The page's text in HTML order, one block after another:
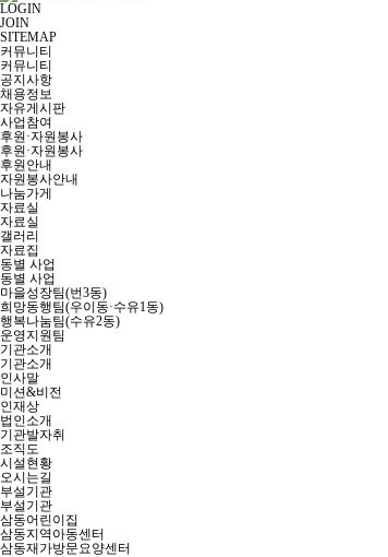
LOGIN
JOIN
SITEMAP
커뮤니티
커뮤니티
공지사항
채용정보
자유게시판
사업참여
후원·자원봉사
후원·자원봉사
후원안내
자원봉사안내
나눔가게
자료실
자료실
갤러리
자료집
동별 사업
동별 사업
마을성장팀(번3동)
희망동행팀(우이동·수유1동)
행복나눔팀(수유2동)
운영지원팀
기관소개
기관소개
인사말
미션&비전
인재상
법인소개
기관발자취
조직도
시설현황
오시는길
부설기관
부설기관
삼동어린이집
삼동지역아동센터
삼동재가방문요양센터